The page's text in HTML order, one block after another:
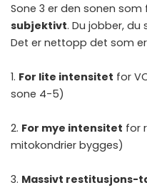
Sone 3 er den sonen som
subjektivt. Du jobber, du
Det er nettopp det som
1. For lite intensitet for
sone 4-5)
2. For mye intensitet for
mitokondrier bygges)
3. Massivt restitusjons-